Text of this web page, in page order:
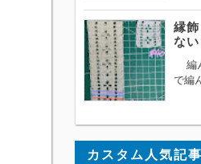
縁
な
編
で編
カスタム人気記事